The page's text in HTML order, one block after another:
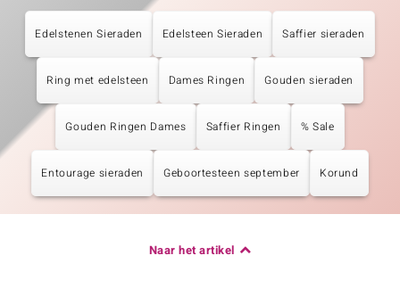
Edelstenen Sieraden Edelsteen Sieraden Saffier sieraden
Ring met edelsteen Dames Ringen Gouden sieraden
Gouden Ringen Dames Saffier Ringen % Sale
Entourage sieraden Geboortesteen september Korund
Naar het artikel